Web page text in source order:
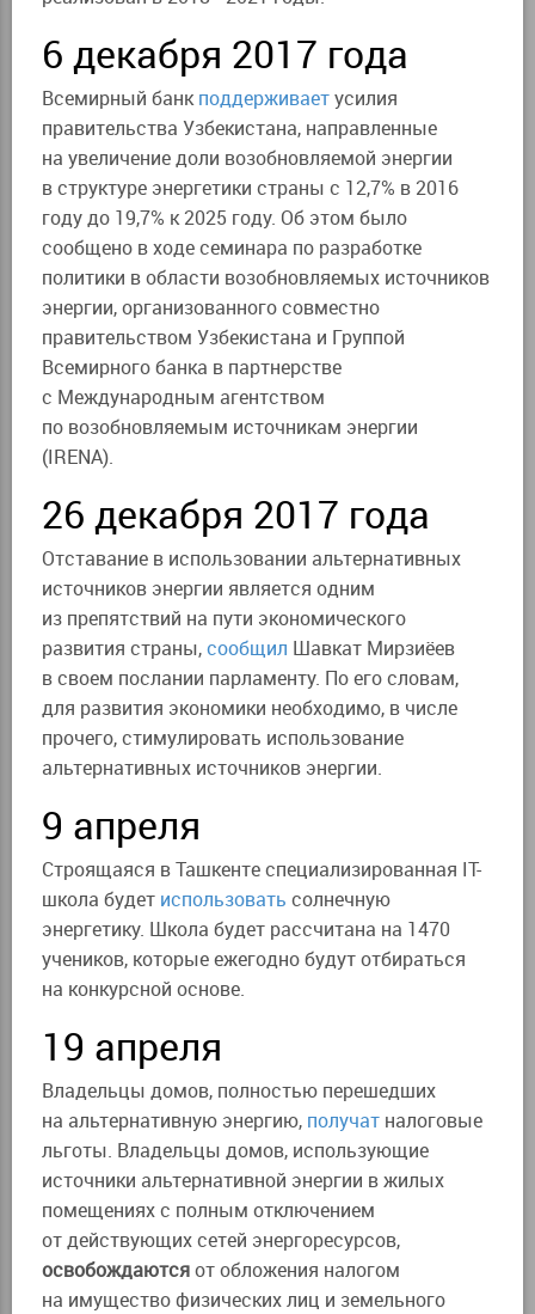
6 декабря 2017 года
Всемирный банкподдерживаетусилия
правительства Узбекистана, направленные
на увеличение доли возобновляемой энергии
в структуре энергетики страны с 12,7% в 2016
году до 19,7% к 2025 году. Об этом было
сообщено в ходе семинара по разработке
политики в области возобновляемых источников
энергии, организованного совместно
правительством Узбекистана и Группой
Всемирного банка в партнерстве
с Международным агентством
по возобновляемым источникам энергии
(IRENA).
26 декабря 2017 года
Отставание в использовании альтернативных
источников энергии является одним
из препятствий на пути экономического
развития страны,сообщил Шавкат Мирзиёев
в своем послании парламенту. По его словам,
для развития экономики необходимо, в числе
прочего, стимулировать использование
альтернативных источников энергии.
9 апреля
Строящаяся в Ташкенте специализированная IT-
школа будет использовать солнечную
энергетику. Школа будет рассчитана на 1470
учеников, которые ежегодно будут отбираться
на конкурсной основе.
19 апреля
Владельцы домов, полностью перешедших
на альтернативную энергию, получат налоговые
льготы. Владельцы домов, использующие
источники альтернативной энергии в жилых
помещениях с полным отключением
от действующих сетей энергоресурсов,
освобождаютсяот обложения налогом
на имущество физических лиц и земельного